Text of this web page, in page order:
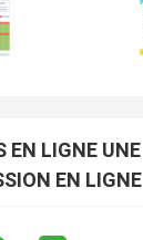
EN LIGNE UNE
EN LIGNE